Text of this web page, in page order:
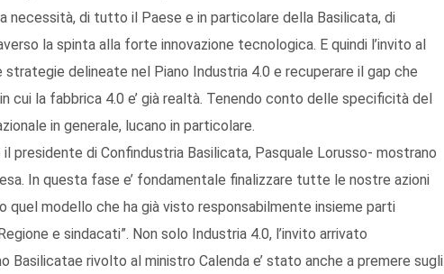
necessità, di tutto il Paese e in particolare della Basilicata, di
la spinta alla forte innovazione tecnologica. E quindi l’invito al
strategie delineate nel Piano Industria 4.0 e recuperare il gap che
cui la fabbrica 4.0 e’ già realtà. Tenendo conto delle specificità del
in generale, lucano in particolare.
presidente di Confindustria Basilicata, Pasquale Lorusso- mostrano
In questa fase e’ fondamentale finalizzare tutte le nostre azioni
modello che ha già visto responsabilmente insieme parti
e sindacati”. Non solo Industria 4.0, l’invito arrivato
Basilicatae rivolto al ministro Calenda e’ stato anche a premere sugli